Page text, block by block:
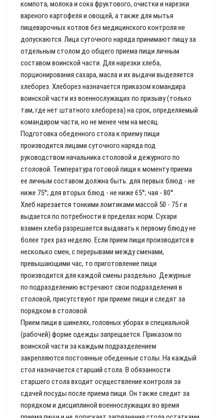
компота, молока и сока фруктового, очистки и нарезки
вареного картофеля и овощей, а также для мытья
пищеварочных котлов без медицинского контроля не
допускаются. Лица суточного наряда принимают пищу за
отдельным столом до общего приема пищи личным
составом воинской части. Для нарезки хлеба,
порционирования сахара, масла и их выдачи выделяется
хлеборез. Хлеборез назначается приказом командира
воинской части из военнослужащих по призыву (только
там, где нет штатного хлебореза) на срок, определяемый
командиром части, но не менее чем на месяц.
Подготовка обеденного стола к приему пищи
производится лицами суточного наряда под
руководством начальника столовой и дежурного по
столовой. Температура готовой пищи к моменту приема
ее личным составом должна быть: для первых блюд - не
ниже 75°; для вторых блюд - не ниже 65°; чая - 80°.
Хлеб нарезается тонкими ломтиками массой 50 - 75 г и
выдается по потребности в пределах норм. Сухари
взамен хлеба разрешается выдавать к первому блюду не
более трех раз неделю. Если прием пищи производится в
несколько смен, с перерывами между сменами,
превышающими час, то приготовление пищи
производится для каждой смены раздельно. Дежурные
по подразделению встречают свои подразделения в
столовой, присутствуют при приеме пищи и следят за
порядком в столовой.
Прием пищи в шинелях, головных уборах и специальной
(рабочей) форме одежды запрещается. Приказом по
воинской части за каждым подразделением
закрепляются постоянные обеденные столы. На каждый
стол назначается старший стола. В обязанности
старшего стола входит осуществление контроля за
сдачей посуды после приема пищи. Он также следит за
порядком и дисциплиной военнослужащих во время